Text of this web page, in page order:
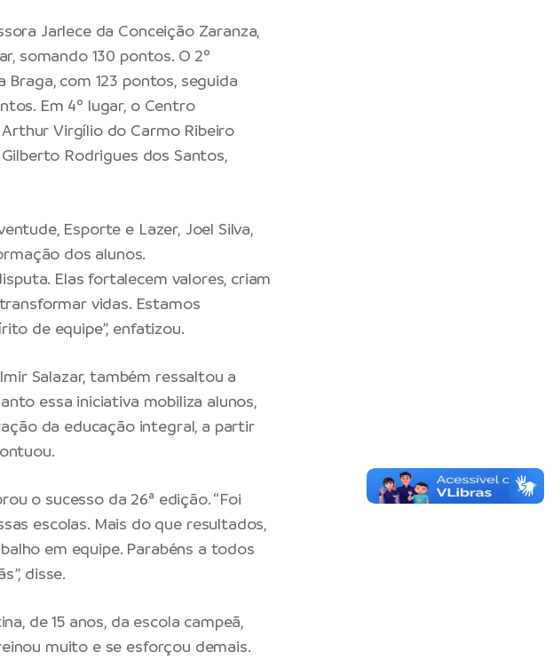
Jarlece da Conceição Zaranza,
somando 130 pontos. O 2º
com 123 pontos, seguida
Em 4º lugar, o Centro
Virgílio do Carmo Ribeiro
Rodrigues dos Santos,
Esporte e Lazer, Joel Silva,
dos alunos.
Elas fortalecem valores, criam
vidas. Estamos
de equipe”, enfatizou.
Salazar, também ressaltou a
essa iniciativa mobiliza alunos,
da educação integral, a partir
o sucesso da 26ª edição. “Foi
escolas. Mais do que resultados,
em equipe. Parabéns a todos
disse.
de 15 anos, da escola campeã,
muito e se esforçou demais.